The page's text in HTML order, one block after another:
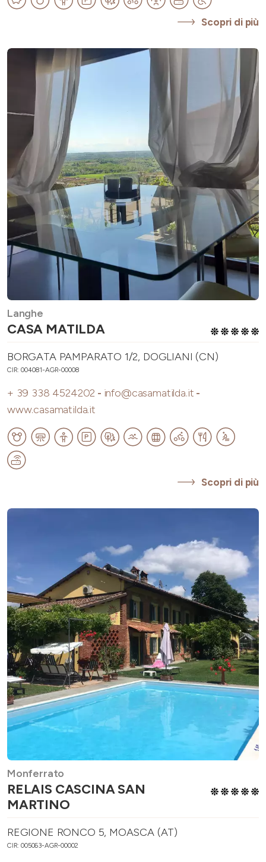
Scopri di più
Langhe
CASA MATILDA
BORGATA PAMPARATO 1/2, DOGLIANI (CN)
CIR: 004081-AGR-00008
+ 39 338 4524202 - info@casamatilda.it -
www.casamatilda.it
Scopri di più
Monferrato
RELAIS CASCINA SAN
MARTINO
REGIONE RONCO 5, MOASCA (AT)
CIR: 005063-AGR-00002